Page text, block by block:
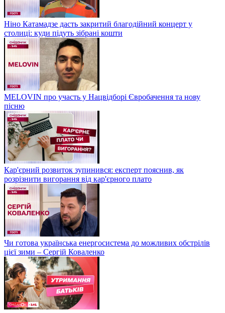
Ніно Катамадзе дасть закритий благодійний концерт у
столиці: куди підуть зібрані кошти
MELOVIN про участь у Нацвідборі Євробачення та нову
пісню
Кар'єрний розвиток зупинився: експерт пояснив, як
розрізнити вигорання від кар'єрного плато
Чи готова українська енергосистема до можливих обстрілів
цієї зими – Сергій Коваленко